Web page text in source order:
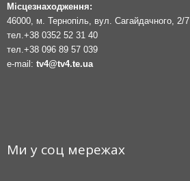
Місцезнаходження:
46000, м. Тернопіль, вул. Сагайдачного, 2/7
тел. +38 0352 52 31 40
тел. +38 096 89 57 039
e-mail: tv4@tv4.te.ua
Ми у соц мережах